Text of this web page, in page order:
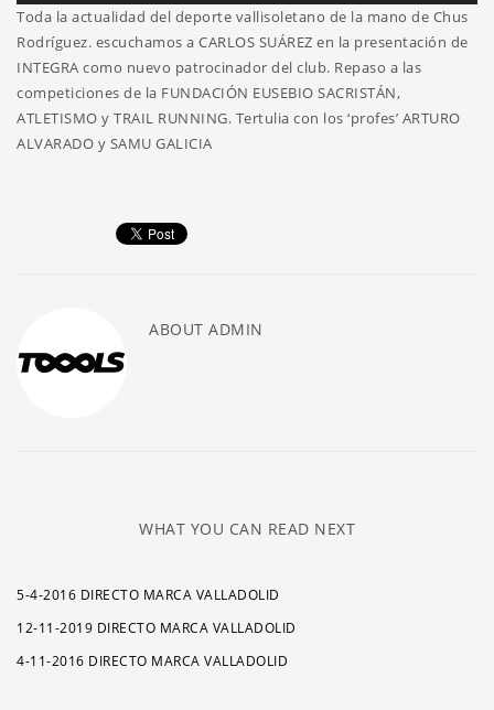
audio
Toda la actualidad del deporte vallisoletano de la mano de Chus
Rodríguez. escuchamos a CARLOS SUÁREZ en la presentación de
INTEGRA como nuevo patrocinador del club. Repaso a las
competiciones de la FUNDACIÓN EUSEBIO SACRISTÁN,
ATLETISMO y TRAIL RUNNING. Tertulia con los ‘profes’ ARTURO
ALVARADO y SAMU GALICIA
ABOUT ADMIN
WHAT YOU CAN READ NEXT
5-4-2016 DIRECTO MARCA VALLADOLID
12-11-2019 DIRECTO MARCA VALLADOLID
4-11-2016 DIRECTO MARCA VALLADOLID